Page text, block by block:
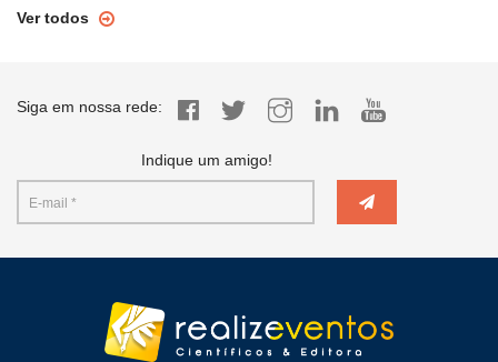
Ver todos
Siga em nossa rede:
Indique um amigo!